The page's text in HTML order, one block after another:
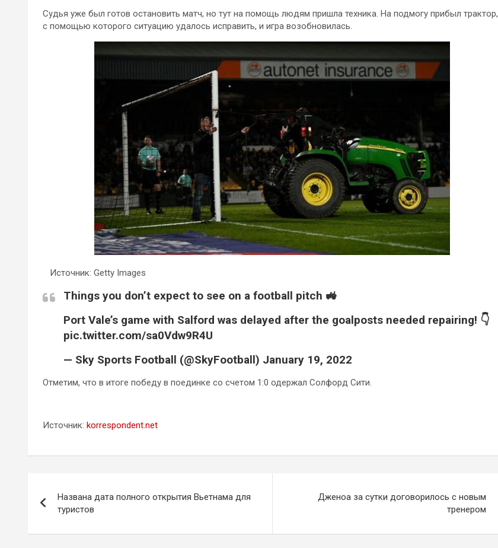
Судья уже был готов остановить матч, но тут на помощь людям пришла техника. На подмогу прибыл трактор,
с помощью которого ситуацию удалось исправить, и игра возобновилась.
Источник: Getty Images
Things you don’t expect to see on a football pitch 🚜
Port Vale’s game with Salford was delayed after the goalposts needed repairing! 👇
pic.twitter.com/sa0Vdw9R4U
— Sky Sports Football (@SkyFootball) January 19, 2022
Отметим, что в итоге победу в поединке со счетом 1:0 одержал Солфорд Сити.
Источник: korrespondent.net
по
записям
Названа дата полного открытия Вьетнама для
туристов
Дженоа за сутки договорилось с новым
тренером